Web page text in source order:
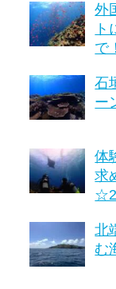
外
ト
で
石
ー
体
求
北
む